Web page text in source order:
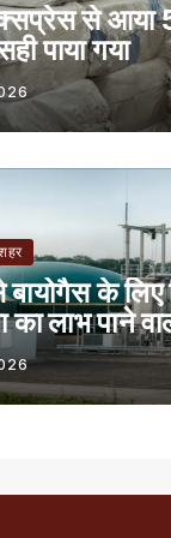
से आया
पाया गया
के लिए
लाभ पाने